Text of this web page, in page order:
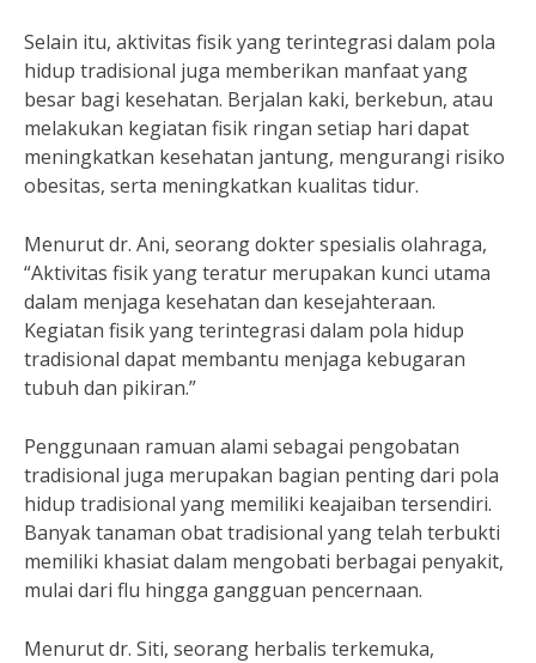
Selain itu, aktivitas fisik yang terintegrasi dalam pola
hidup tradisional juga memberikan manfaat yang
besar bagi kesehatan. Berjalan kaki, berkebun, atau
melakukan kegiatan fisik ringan setiap hari dapat
meningkatkan kesehatan jantung, mengurangi risiko
obesitas, serta meningkatkan kualitas tidur.
Menurut dr. Ani, seorang dokter spesialis olahraga,
“Aktivitas fisik yang teratur merupakan kunci utama
dalam menjaga kesehatan dan kesejahteraan.
Kegiatan fisik yang terintegrasi dalam pola hidup
tradisional dapat membantu menjaga kebugaran
tubuh dan pikiran.”
Penggunaan ramuan alami sebagai pengobatan
tradisional juga merupakan bagian penting dari pola
hidup tradisional yang memiliki keajaiban tersendiri.
Banyak tanaman obat tradisional yang telah terbukti
memiliki khasiat dalam mengobati berbagai penyakit,
mulai dari flu hingga gangguan pencernaan.
Menurut dr. Siti, seorang herbalis terkemuka,